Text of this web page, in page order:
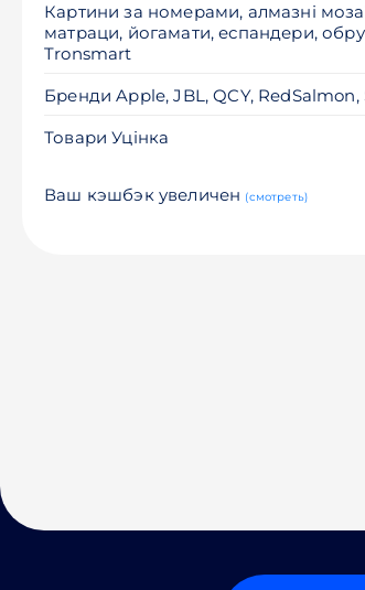
Картини за номерами, алмазні
матраци, йогамати, еспандери,
Tronsmart
Бренди Apple, JBL, QCY,
Товари Уцінка
Ваш кэшбэк увеличен (смотреть)